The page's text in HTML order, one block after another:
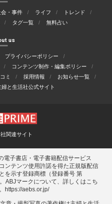
会・事件 ライフ
トレンド
タグ一覧 無料占い
us
プライバシーポリシー
コンテンツ制作・編集ポリシー
ミ 採用情報
お知らせ一覧
婦と生活社公式サイト
関連サイト
電子書店・電子書籍配信サービス
ンテンツ使用許諾を得た正規版配信
を示す登録商標（登録番号 第
ABJマークについて、詳しくはこち
https://aebs.or.jp/